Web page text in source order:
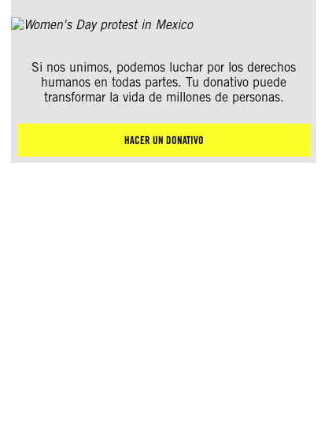
Si nos unimos, podemos luchar por los derechos
humanos en todas partes. Tu donativo puede
transformar la vida de millones de personas.
HACER UN DONATIVO